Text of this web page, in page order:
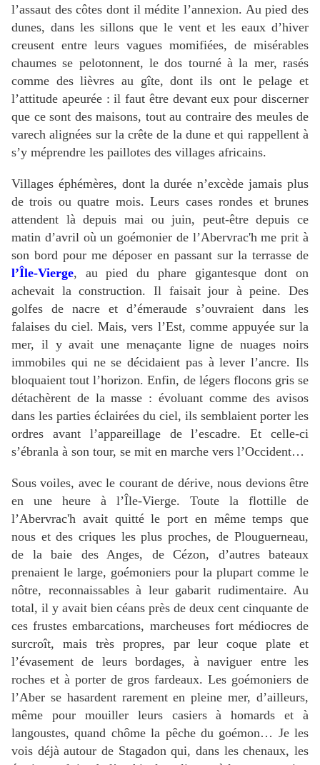
l’assaut des côtes dont il médite l’annexion. Au pied des
dunes, dans les sillons que le vent et les eaux d’hiver
creusent entre leurs vagues momifiées, de misérables
chaumes se pelotonnent, le dos tourné à la mer, rasés
comme des lièvres au gîte, dont ils ont le pelage et
l’attitude apeurée : il faut être devant eux pour discerner
que ce sont des maisons, tout au contraire des meules de
varech alignées sur la crête de la dune et qui rappellent à
s’y méprendre les paillotes des villages africains.
Villages éphémères, dont la durée n’excède jamais plus
de trois ou quatre mois. Leurs cases rondes et brunes
attendent là depuis mai ou juin, peut-être depuis ce
matin d’avril où un goémonier de l’Abervrac'h me prit à
son bord pour me déposer en passant sur la terrasse de
l’Île-Vierge, au pied du phare gigantesque dont on
achevait la construction. Il faisait jour à peine. Des
golfes de nacre et d’émeraude s’ouvraient dans les
falaises du ciel. Mais, vers l’Est, comme appuyée sur la
mer, il y avait une menaçante ligne de nuages noirs
immobiles qui ne se décidaient pas à lever l’ancre. Ils
bloquaient tout l’horizon. Enfin, de légers flocons gris se
détachèrent de la masse : évoluant comme des avisos
dans les parties éclairées du ciel, ils semblaient porter les
ordres avant l’appareillage de l’escadre. Et celle-ci
s’ébranla à son tour, se mit en marche vers l’Occident…
Sous voiles, avec le courant de dérive, nous devions être
en une heure à l’Île-Vierge. Toute la flottille de
l’Abervrac'h avait quitté le port en même temps que
nous et des criques les plus proches, de Plouguerneau,
de la baie des Anges, de Cézon, d’autres bateaux
prenaient le large, goémoniers pour la plupart comme le
nôtre, reconnaissables à leur gabarit rudimentaire. Au
total, il y avait bien céans près de deux cent cinquante de
ces frustes embarcations, marcheuses fort médiocres de
surcroît, mais très propres, par leur coque plate et
l’évasement de leurs bordages, à naviguer entre les
roches et à porter de gros fardeaux. Les goémoniers de
l’Aber se hasardent rarement en pleine mer, d’ailleurs,
même pour mouiller leurs casiers à homards et à
langoustes, quand chôme la pêche du goémon… Je les
vois déjà autour de Stagadon qui, dans les chenaux, les